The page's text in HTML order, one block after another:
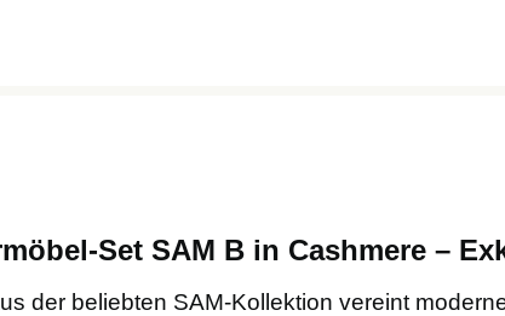
Set SAM B in Cashmere –
der beliebten SAM-Kollektion vereint